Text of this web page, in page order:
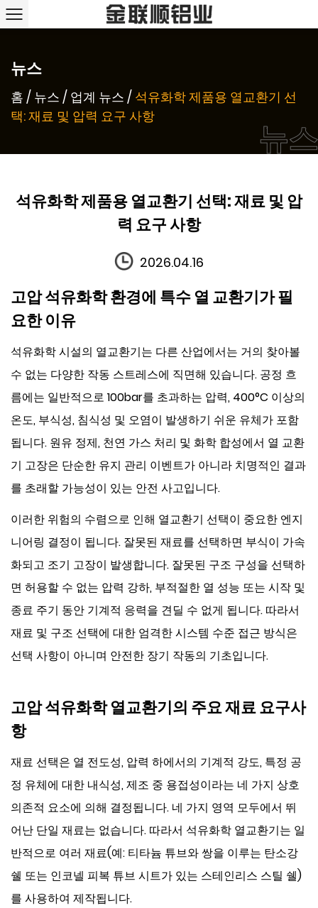
뉴스
뉴스
홈 / 뉴스 / 업계 뉴스 / 석유화학 제품용 열교환기 선
택: 재료 및 압력 요구 사항
석유화학 제품용 열교환기 선택: 재료 및 압
력 요구 사항
2026.04.16
고압 석유화학 환경에 특수 열 교환기가 필
요한 이유
석유화학 시설의 열교환기는 다른 산업에서는 거의 찾아볼
수 없는 다양한 작동 스트레스에 직면해 있습니다. 공정 흐
름에는 일반적으로 100bar를 초과하는 압력, 400°C 이상의
온도, 부식성, 침식성 및 오염이 발생하기 쉬운 유체가 포함
됩니다. 원유 정제, 천연 가스 처리 및 화학 합성에서 열 교환
기 고장은 단순한 유지 관리 이벤트가 아니라 치명적인 결과
를 초래할 가능성이 있는 안전 사고입니다.
이러한 위험의 수렴으로 인해 열교환기 선택이 중요한 엔지
니어링 결정이 됩니다. 잘못된 재료를 선택하면 부식이 가속
화되고 조기 고장이 발생합니다. 잘못된 구조 구성을 선택하
면 허용할 수 없는 압력 강하, 부적절한 열 성능 또는 시작 및
종료 주기 동안 기계적 응력을 견딜 수 없게 됩니다. 따라서
재료 및 구조 선택에 대한 엄격한 시스템 수준 접근 방식은
선택 사항이 아니며 안전한 장기 작동의 기초입니다.
고압 석유화학 열교환기의 주요 재료 요구사
항
재료 선택은 열 전도성, 압력 하에서의 기계적 강도, 특정 공
정 유체에 대한 내식성, 제조 중 용접성이라는 네 가지 상호
의존적 요소에 의해 결정됩니다. 네 가지 영역 모두에서 뛰
어난 단일 재료는 없습니다. 따라서 석유화학 열교환기는 일
반적으로 여러 재료(예: 티타늄 튜브와 쌍을 이루는 탄소강
쉘 또는 인코넬 피복 튜브 시트가 있는 스테인리스 스틸 쉘)
를 사용하여 제작됩니다.